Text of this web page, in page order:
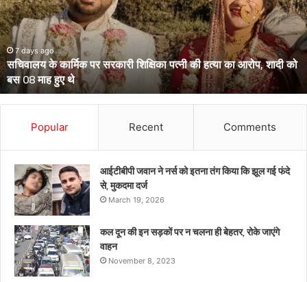
पहुंचे
हाईकोर्ट,
आईजी
से
डीआईजी
बनाकर
भेजे
गए
प्रतिनियुक्ति
March 13, 2026
उत्तराखंड के दो आईपीएस पहुंचे हाईकोर्ट, आईजी से डीआईजी बनाकर भेजे गए
थे केंद्रीय प्रतिनियुक्ति पर
Popular Recent Comments
आईटीबीपी जवान ने नर्स को इतना तंग किया कि झूल गई फंदे
से, मुकदमा दर्ज
March 19, 2026
कल दून की इन सड़कों पर न चलना ही बेहतर, रोके जाएंगे
वाहन
November 8, 2023